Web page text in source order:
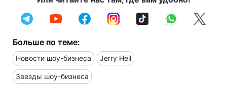
Больше по теме:
Новости шоу-бизнеса Jerry Heil
Звезды шоу-бизнеса